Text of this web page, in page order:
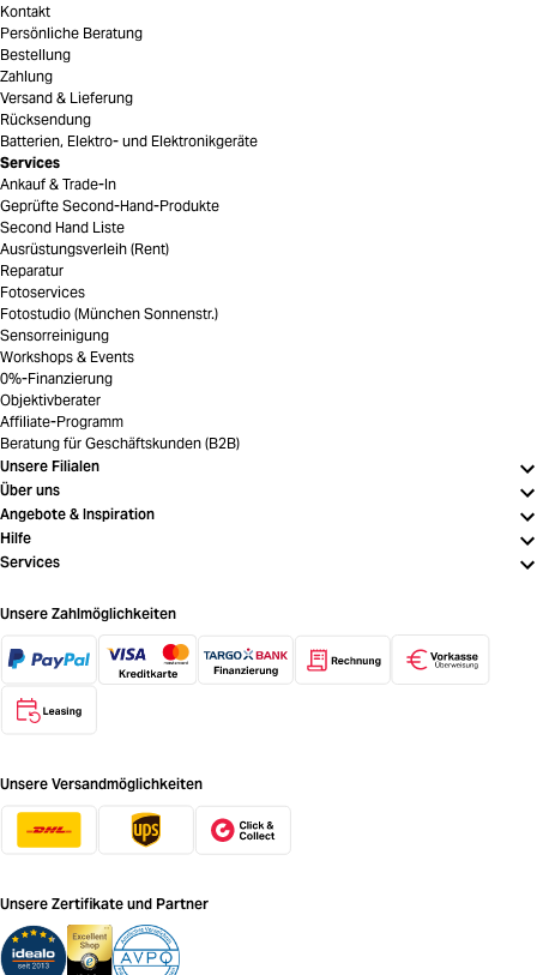
Kontakt
Persönliche Beratung
Bestellung
Zahlung
Versand & Lieferung
Rücksendung
Batterien, Elektro- und Elektronikgeräte
Services
Ankauf & Trade-In
Geprüfte Second-Hand-Produkte
Second Hand Liste
Ausrüstungsverleih (Rent)
Reparatur
Fotoservices
Fotostudio (München Sonnenstr.)
Sensorreinigung
Workshops & Events
0%-Finanzierung
Objektivberater
Affiliate-Programm
Beratung für Geschäftskunden (B2B)
Unsere Filialen
Über uns
Angebote & Inspiration
Hilfe
Services
Unsere Zahlmöglichkeiten
Unsere Versandmöglichkeiten
Unsere Zertifikate und Partner